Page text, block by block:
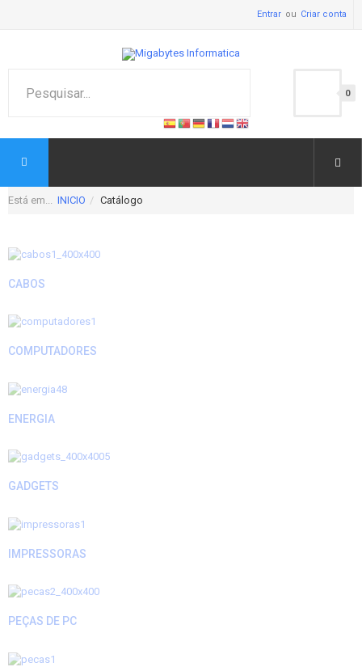
Entrar Criar conta
0
Está em... INICIO Catálogo
CABOS
COMPUTADORES
ENERGIA
GADGETS
IMPRESSORAS
PEÇAS DE PC